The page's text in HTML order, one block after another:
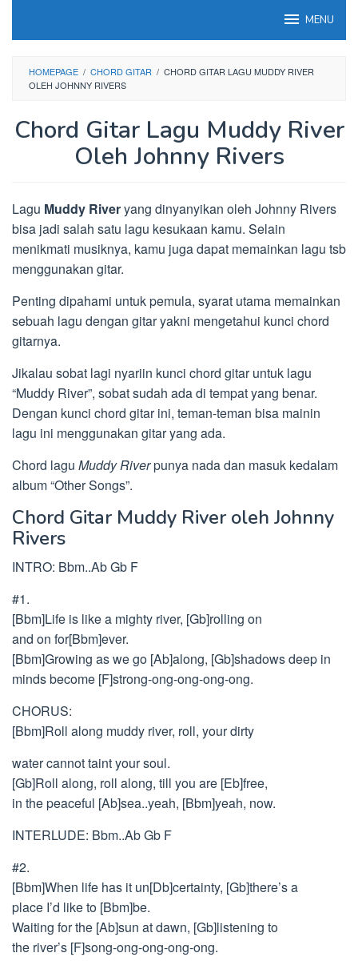
MENU
HOMEPAGE / CHORD GITAR / CHORD GITAR LAGU MUDDY RIVER
OLEH JOHNNY RIVERS
Chord Gitar Lagu Muddy River
Oleh Johnny Rivers
Lagu Muddy Riveryang dinyanyikan oleh Johnny Rivers
bisa jadi salah satu lagu kesukaan kamu. Selain
menikmati musiknya, kamu juga dapat memainkan lagu tsb
menggunakan gitar.
Penting dipahami untuk pemula, syarat utama memainkan
sebuah lagu dengan gitar yakni mengetahui kunci chord
gitarnya.
Jikalau sobat lagi nyariin kunci chord gitar untuk lagu
“Muddy River”, sobat sudah ada di tempat yang benar.
Dengan kunci chord gitar ini, teman-teman bisa mainin
lagu ini menggunakan gitar yang ada.
Chord lagu Muddy Riverpunya nada dan masuk kedalam
album “Other Songs”.
Chord Gitar Muddy River oleh Johnny
Rivers
INTRO: Bbm..Ab Gb F
#1.
[Bbm]Life is like a mighty river, [Gb]rolling on
and on for[Bbm]ever.
[Bbm]Growing as we go [Ab]along, [Gb]shadows deep in
minds become [F]strong-ong-ong-ong-ong.
CHORUS:
[Bbm]Roll along muddy river, roll, your dirty
water cannot taint your soul.
[Gb]Roll along, roll along, till you are [Eb]free,
in the peaceful [Ab]sea..yeah, [Bbm]yeah, now.
INTERLUDE: Bbm..Ab Gb F
#2.
[Bbm]When life has it un[Db]certainty, [Gb]there’s a
place I’d like to [Bbm]be.
Waiting for the [Ab]sun at dawn, [Gb]listening to
the river’s [F]song-ong-ong-ong-ong.